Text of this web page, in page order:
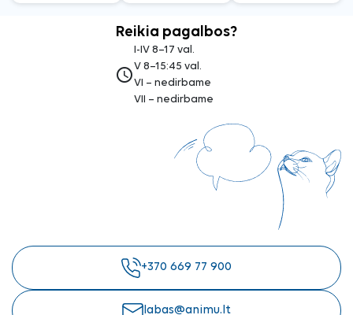
Reikia pagalbos?
access_time
I-IV 8–17 val.
V 8–15:45 val.
VI – nedirbame
VII – nedirbame
+370 669 77 900
labas@animu.lt